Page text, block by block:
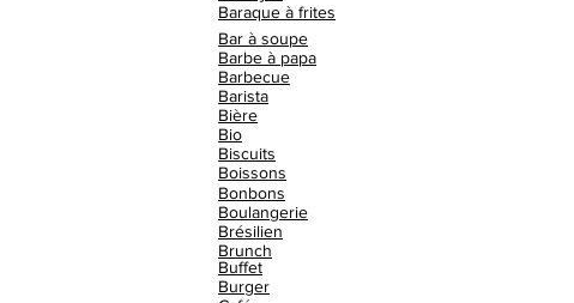
Baraque à frites
Bar à soupe
Barbe à papa
Barbecue
Barista
Bière
Bio
Biscuits
Boissons
Bonbons
Boulangerie
Brésilien
Brunch
Buffet
Burger